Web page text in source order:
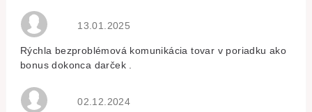
Hodnocení obchodu je 5 z 5 hvězdiček.
13.01.2025
Rýchla bezproblémová komunikácia tovar v poriadku ako
bonus dokonca darček .
Hodnocení obchodu je 5 z 5 hvězdiček.
02.12.2024